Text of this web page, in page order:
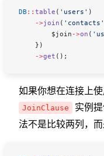
DB :: table ( 'users' )
    ->
join ( 'contacts'
        $join
->on (
    })
    ->
get ();
如果你想在连接上
JoinClause 实例
法不是比较两列，而